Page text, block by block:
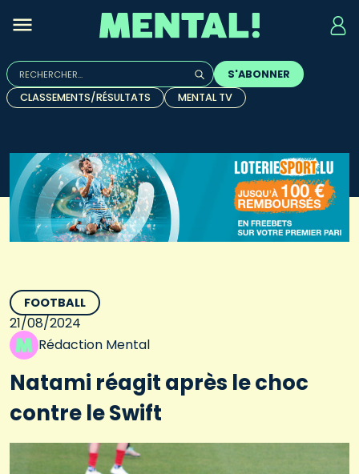
Rechercher :
Quand les résultats de l'auto-complétion sont
S'ABONNER
CLASSEMENTS/RÉSULTATS
MENTAL TV
FOOTBALL
21/08/2024
Rédaction Mental
Natami réagit après le choc
contre le Swift